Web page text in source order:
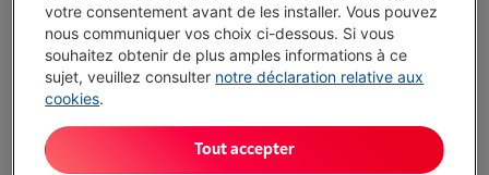
votre consentement avant de les installer. Vous pouvez
nous communiquer vos choix ci-dessous. Si vous
souhaitez obtenir de plus amples informations à ce
sujet, veuillez consulter notre déclaration relative aux
cookies.
Tout accepter